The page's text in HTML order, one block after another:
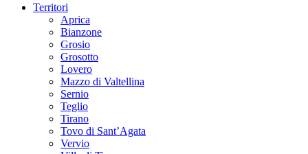
Territori
Aprica
Bianzone
Grosio
Grosotto
Lovero
Mazzo di Valtellina
Sernio
Teglio
Tirano
Tovo di Sant’Agata
Vervio